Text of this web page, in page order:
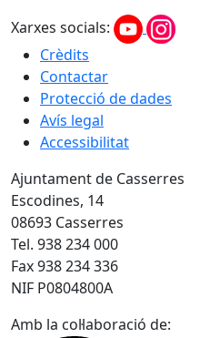
Xarxes socials:
Crèdits
Contactar
Protecció de dades
Avís legal
Accessibilitat
Ajuntament de Casserres
Escodines, 14
08693 Casserres
Tel. 938 234 000
Fax 938 234 336
NIF P0804800A
Amb la col·laboració de: